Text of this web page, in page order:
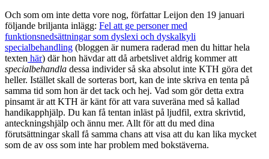
Och som om inte detta vore nog, författar Leijon den 19 januari
följande briljanta inlägg: Fel att ge personer med
funktionsnedsättningar som dyslexi och dyskalkyli
specialbehandling (bloggen är numera raderad men du hittar hela
texten här) där hon hävdar att då arbetslivet aldrig kommer att
specialbehandla dessa individer så ska absolut inte KTH göra det
heller. Istället skall de sorteras bort, kan de inte skriva en tenta på
samma tid som hon är det tack och hej. Vad som gör detta extra
pinsamt är att KTH är känt för att vara suveräna med så kallad
handikapphjälp. Du kan få tentan inläst på ljudfil, extra skrivtid,
anteckningshjälp och ännu mer. Allt för att du med dina
förutsättningar skall få samma chans att visa att du kan lika mycket
som de av oss som inte har problem med bokstäverna.